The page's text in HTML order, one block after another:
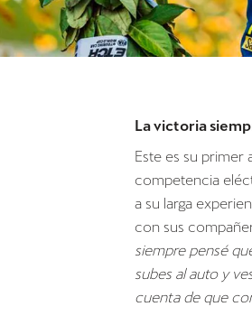
La victoria
Este es su primer
competencia
a su larga
con sus
siempre pensé
subes al auto y
cuenta de que